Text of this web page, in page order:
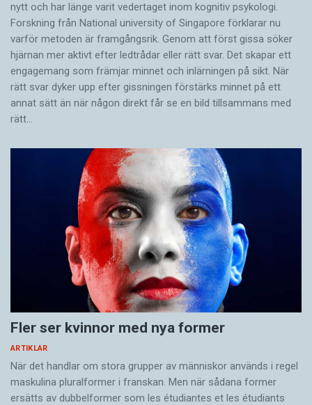
nytt och har länge varit vedertaget inom kognitiv psykologi.
Forskning från National university of Singa­pore förklarar nu
varför metoden är framgångsrik. Genom att först gissa ­söker
hjärnan mer aktivt ­efter ledtrådar eller rätt svar. Det skapar ett
engagemang som främjar minnet och inlärningen på sikt. När
rätt svar dyker upp efter gissningen förstärks minnet på ett
annat sätt än när någon direkt får se en bild tillsammans med
rätt…
Fler ser kvinnor med nya former
ARTIKLAR
När det handlar om stora grupper av människor används i regel
maskulina pluralformer i franskan. Men när sådana ­former
ersätts av dubbel­former som les étudiantes et les étudiants